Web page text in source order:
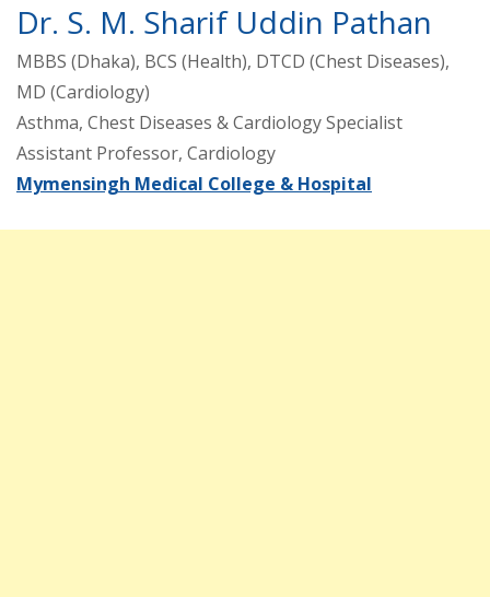
Dr. S. M. Sharif Uddin Pathan
MBBS (Dhaka), BCS (Health), DTCD (Chest Diseases),
MD (Cardiology)
Asthma, Chest Diseases & Cardiology Specialist
Assistant Professor, Cardiology
Mymensingh Medical College & Hospital